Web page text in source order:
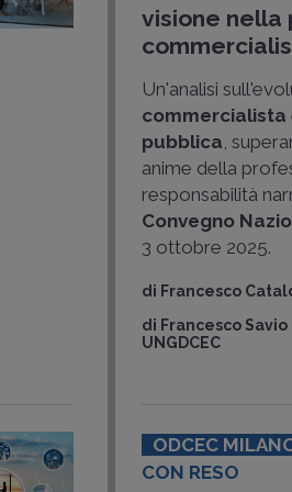
visione nella
Un'analisi
commercialista
pubblica,
anime della
responsabilità
Convegno
3 ottobre 2025.
di Francesco
di Francesco Savio
UNGDCEC
ODCEC
CON RESO